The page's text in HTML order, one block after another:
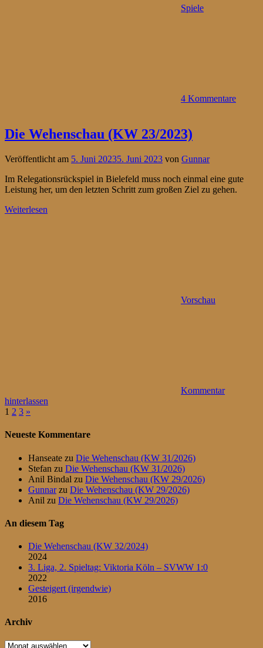
Spiele
4 Kommentare
Die Wehenschau (KW 23/2023)
Veröffentlicht am 5. Juni 20235. Juni 2023 von Gunnar
Im Relegationsrückspiel in Bielefeld muss noch einmal eine gute
Leistung her, um den letzten Schritt zum großen Ziel zu gehen.
Weiterlesen
Vorschau
Kommentar
hinterlassen
Seitennummerierung
der
1 2 3 Nächste
»
Neueste Kommentare
Hanseate zu Die Wehenschau (KW 31/2026)
Stefan zu Die Wehenschau (KW 31/2026)
Anil Bindal zu Die Wehenschau (KW 29/2026)
Gunnarzu Die Wehenschau (KW 29/2026)
Anil zu Die Wehenschau (KW 29/2026)
An diesem Tag
Die Wehenschau (KW 32/2024)
2024
3. Liga, 2. Spieltag: Viktoria Köln – SVWW 1:0
2022
Gesteigert (irgendwie)
2016
Archiv
Archiv